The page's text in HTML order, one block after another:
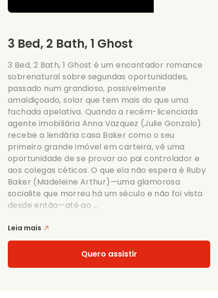
3 Bed, 2 Bath, 1 Ghost
3 Bed, 2 Bath, 1 Ghost é um encantador romance
sobrenatural sobre segundas oportunidades,
passado num grandioso, possivelmente
amaldiçoado, solar que tem mais do que uma
fachada apelativa. Quando a recém-licenciada
agente imobiliária Anna Vazquez (Julie Gonzalo)
recebe a lendária casa Baker como o seu
primeiro grande imóvel em carteira, vê uma
oportunidade de se provar ao pai controlador e
aos colegas céticos. O que ela não espera é Ruby
Baker (Madeleine Arthur)—uma glamorosa
socialite que morreu há um século e não foi vista
desde então—até ao ...
Leia mais
Quero assistir